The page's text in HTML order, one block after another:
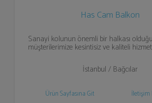
Has Cam Balkon
Sanayi kolunun önemli bir halkası
müşterilerimize kesintisiz ve kaliteli
İstanbul / Bağcılar
Ürün Sayfasına Git İletişim